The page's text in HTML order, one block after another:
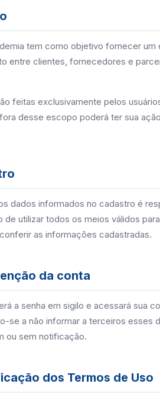
tem como objetivo fornecer
entre clientes, fornecedores e
feitas exclusivamente pelos
desse escopo poderá ter sua
dados informados no cadastro é
de utilizar todos os meios válidos
as informações cadastradas.
da conta
a senha em sigilo e acessará sua
se a não informar a terceiros esses
ou sem notificação.
dos Termos de Uso